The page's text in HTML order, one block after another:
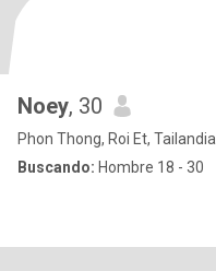
Noey, 30
Phon Thong, Roi Et, Tailandia
Buscando: Hombre 18 - 30